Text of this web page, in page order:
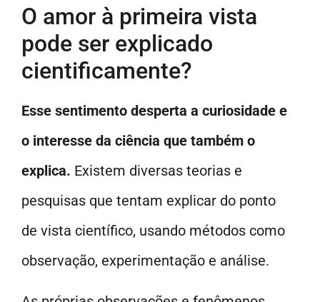
O amor à primeira vista
pode ser explicado
cientificamente?
Esse sentimento desperta a curiosidade e
o interesse da ciência que também o
explica. Existem diversas teorias e
pesquisas que tentam explicar do ponto
de vista científico, usando métodos como
observação, experimentação e análise.